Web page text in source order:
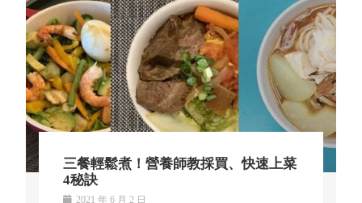
三餐輕鬆煮！營養師教採買、快速上菜
4秘訣
2021 年 6 月 2 日